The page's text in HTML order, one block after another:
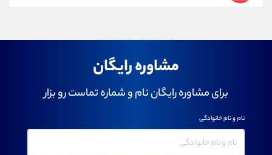
مشاوره رایگان
برای مشاوره رایگان نام و شماره تماست رو بزار
نام و نام خانوادگی